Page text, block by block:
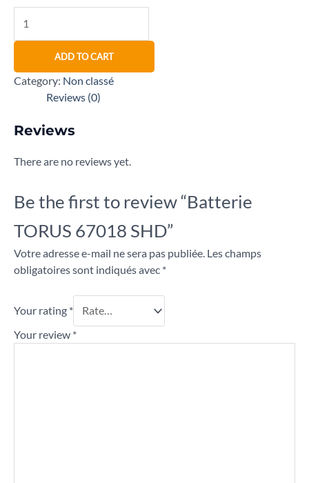
ADD TO CART
Category: Non classé
Reviews (0)
Reviews
There are no reviews yet.
Be the first to review “Batterie
TORUS 67018 SHD”
Votre adresse e-mail ne sera pas publiée. Les champs
obligatoires sont indiqués avec *
Your rating *
Your review *